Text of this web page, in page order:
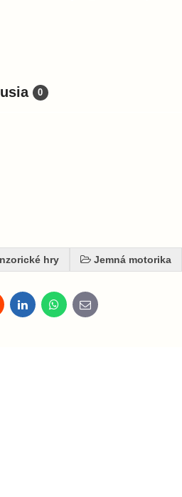
0
hry Jemná motorika
LinkedInWhatsApp
E-
mail